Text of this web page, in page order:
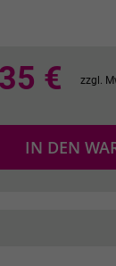
€ zzgl.
IN DEN